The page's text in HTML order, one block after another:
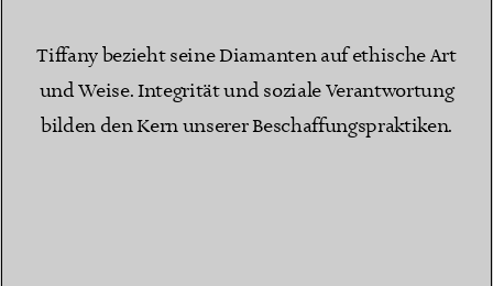
Tiffany bezieht seine Diamanten auf ethische Art
und Weise. Integrität und soziale Verantwortung
bilden den Kern unserer Beschaffungspraktiken.